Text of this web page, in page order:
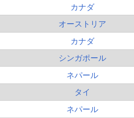
カナダ
オーストリア
カナダ
シンガポール
ネパール
タイ
ネパール